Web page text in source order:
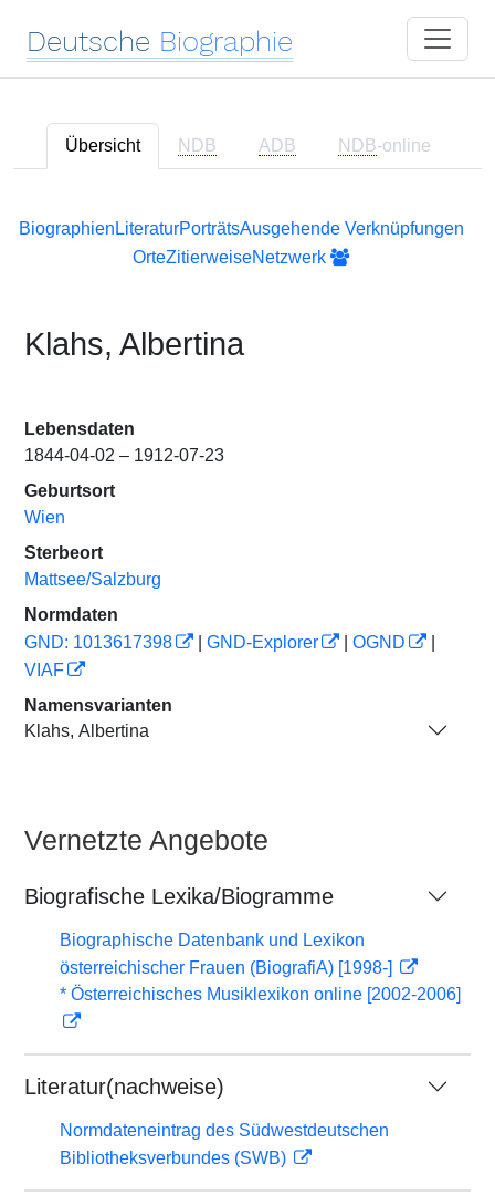
Deutsche Biographie
Übersicht NDB ADB NDB-online
Biographien LiteraturPorträtsAusgehende Verknüpfungen
OrteZitierweiseNetzwerk
Klahs, Albertina
Lebensdaten
1844-04-02 – 1912-07-23
Geburtsort
Wien
Sterbeort
Mattsee/Salzburg
Normdaten
GND: 1013617398
GND-Explorer OGND
VIAF
Namensvarianten
Klahs, Albertina
Vernetzte Angebote
Biografische Lexika/Biogramme
Biographische Datenbank und Lexikon
österreichischer Frauen (BiografiA) [1998-]
* Österreichisches Musiklexikon online [2002-2006]
Literatur(nachweise)
Normdateneintrag des Südwestdeutschen
Bibliotheksverbundes (SWB)